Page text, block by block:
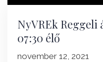
NyVREk Reggeli
07:30 élő
november 12, 2021